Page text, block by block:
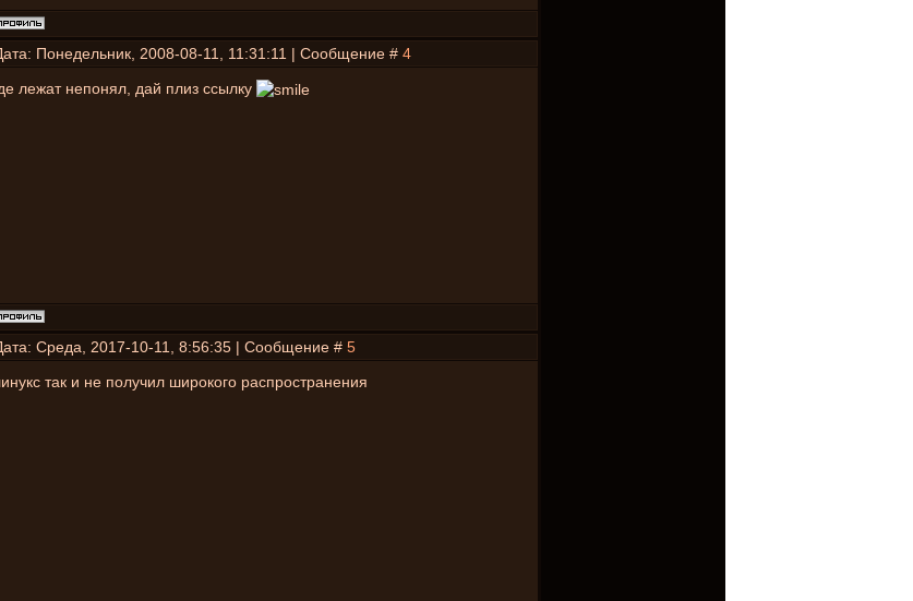
Понедельник, 2008-08-11, 11:31:11 | Сообщение # 4
лежат непонял, дай плиз ссылку
Среда, 2017-10-11, 8:56:35 | Сообщение # 5
так и не получил широкого распространения